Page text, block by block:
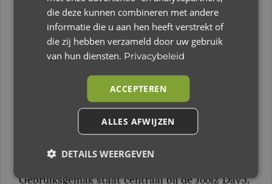
verstelbare zonnekap met UPF50+ bescherming
zorgt ervoor dat je kleintje beschermd is tegen
de zon en andere weersomstandigheden. Na
ongeveer 6 maanden schakel je eenvoudig over
naar de omkeerbare zitting, die in drie standen
verstelbaar is, inclusief een ergonomische
slaapstand. Het zachte materiaal en de 5-
puntsgordel zorgen ervoor dat je kindje veilig en
comfortabel zit tijdens iedere rit.
die deze kunnen combineren met andere
informatie die u aan hen heeft verstrekt of
die zij hebben verzameld door uw gebruik
van hun diensten. Privacybeleid
ACCEPTEREN
ALLES AFWIJZEN
DETAILS WEERGEVEN